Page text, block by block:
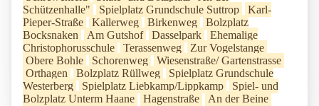
Schützenhalle"
Spielplatz Grundschule Suttrop
Karl-
Pieper-Straße
Kallerweg Birkenweg
Bolzplatz
Bocksnaken
Am Gutshof Dasselpark
Ehemalige
Christophorusschule
Terassenweg
Zur Vogelstange
Obere Bohle
Schorenweg
Wiesenstraße/ Gartenstrasse
Orthagen
Bolzplatz Rüllweg
Spielplatz Grundschule
Westerberg
Spielplatz Liebkamp/Lippkamp
Spiel- und
Bolzplatz Unterm Haane
Hagenstraße An der Beine